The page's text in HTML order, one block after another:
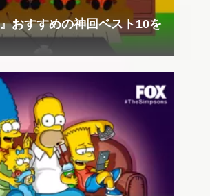
おすすめの神回ベスト10を